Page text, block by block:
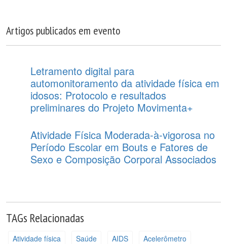
Artigos publicados em evento
Letramento digital para
automonitoramento da atividade física em
idosos: Protocolo e resultados
preliminares do Projeto Movimenta+
Atividade Física Moderada-à-vigorosa no
Período Escolar em Bouts e Fatores de
Sexo e Composição Corporal Associados
TAGs Relacionadas
Atividade física Saúde AIDS
Acelerômetro